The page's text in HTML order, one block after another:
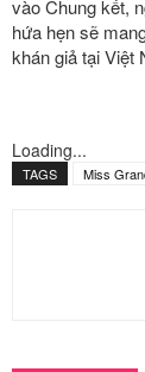
vào Chung kết,
hứa hẹn sẽ
khán giả tại Việt
Loading...
TAGS Miss